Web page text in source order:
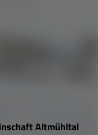
Altmühltal